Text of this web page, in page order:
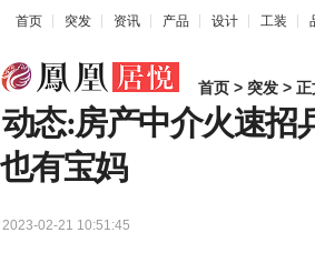
首页 突发 资讯 产品 设计 工装
首页 > 突发 > 正
动态:房产中介火速招
也有宝妈
2023-02-21 10:51:45